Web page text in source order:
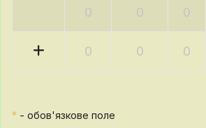
* - обов'язкове поле